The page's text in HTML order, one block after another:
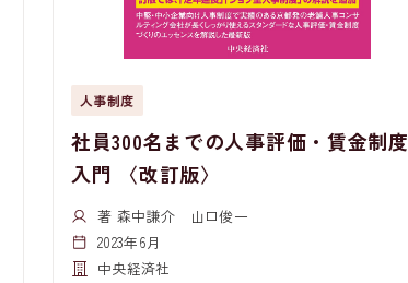
人事制度
社員300名までの人事評価・賃金制度
入門 〈改訂版〉
著 森中謙介 山口俊一
2023年6月
中央経済社